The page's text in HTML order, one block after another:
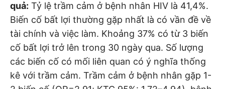
quả: Tỷ lệ trầm cảm ở bệnh nhân HIV là 41,4%.
Biến cố bất lợi thường gặp nhất là có vần đề về
tài chính và việc làm. Khoảng 37% có từ 3 biến
cố bất lợi trở lên trong 30 ngày qua. Số lượng
các biến cố có mối liên quan có ý nghĩa thống
kê với trầm cảm. Trầm cảm ở bệnh nhân gặp 1-